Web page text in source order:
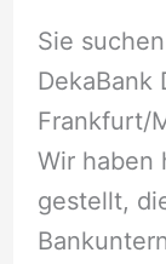
Sie
DekaBank
Frankfurt/
Wir haben
gestellt,